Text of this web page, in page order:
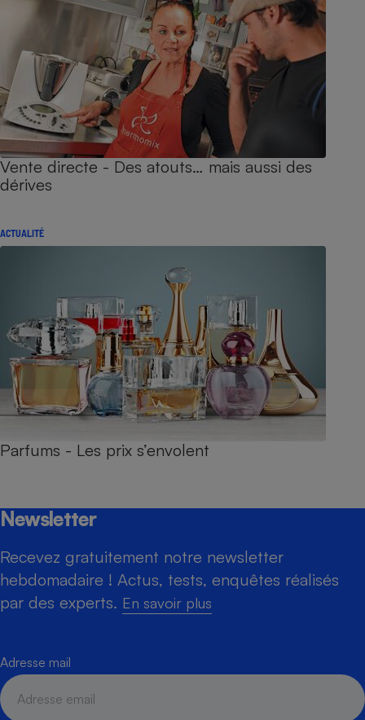
Vente directe - Des atouts… mais aussi des
dérives
ACTUALITÉ
Parfums - Les prix s’envolent
Newsletter
Recevez gratuitement notre newsletter
hebdomadaire ! Actus, tests, enquêtes réalisés
par des experts. En savoir plus
Adresse mail